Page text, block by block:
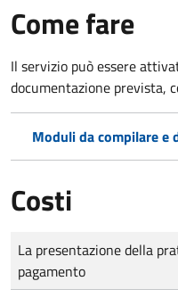
Come fare
Il servizio può essere
documentazione prevista,
Moduli da compilare e
Costi
Tipo di pagamento
Importo
La presentazione della
pagamento